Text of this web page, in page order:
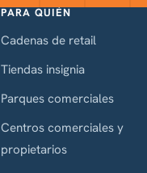
PARA QUIÉN
Cadenas de retail
Tiendas insignia
Parques comerciales
Centros comerciales y
propietarios